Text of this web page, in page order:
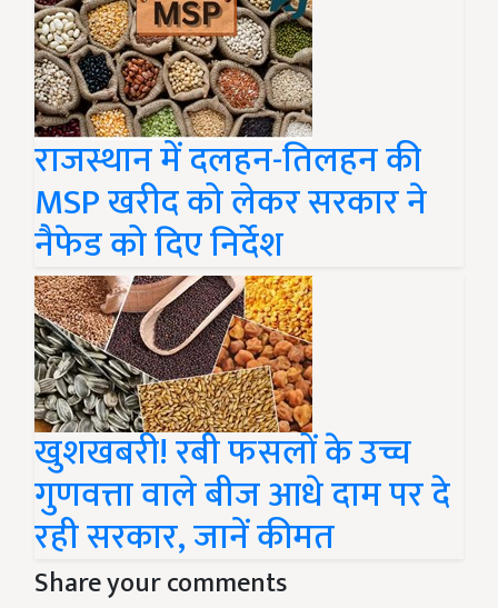
राजस्थान में दलहन-तिलहन की
MSP खरीद को लेकर सरकार ने
नैफेड को दिए निर्देश
खुशखबरी! रबी फसलों के उच्च
गुणवत्ता वाले बीज आधे दाम पर दे
रही सरकार, जानें कीमत
Share your comments